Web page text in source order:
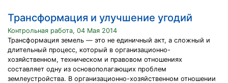
Трансформация и улучшение угодий
Контрольная работа, 04 Мая 2014
Трансформация земель — это не единичный акт, а сложный и
длительный процесс, который в организационно-
хозяйственном, техническом и правовом отношениях
составляет одну из основополагающих проблем
землеустройства. В организационно-хозяйственном отношении